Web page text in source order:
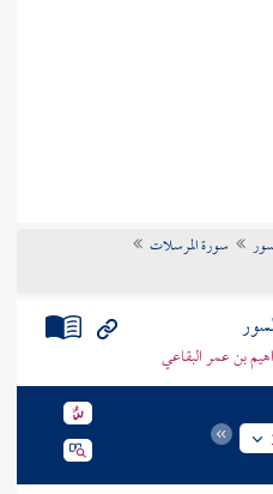
سورة المرسلات
بن عمر البقاعي